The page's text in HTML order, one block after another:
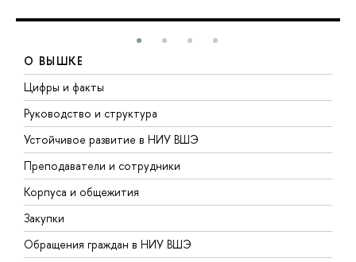
О ВЫШКЕ
Цифры и факты
Руководство и структура
Устойчивое развитие в НИУ ВШЭ
Преподаватели и сотрудники
Корпуса и общежития
Закупки
Обращения граждан в НИУ ВШЭ